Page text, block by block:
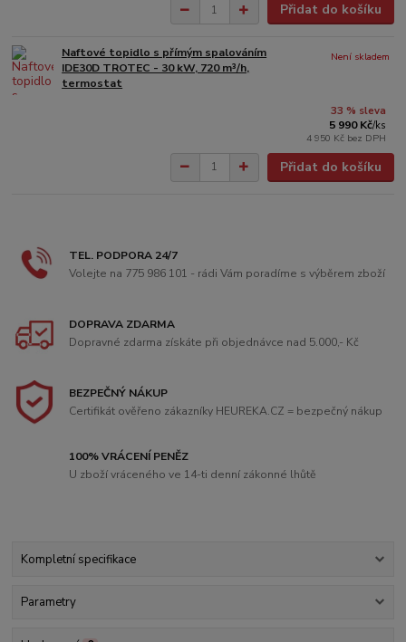
Přidat do košíku
Naftové topidlo s přímým spalováním
IDE30D TROTEC - 30 kW, 720 m³/h,
termostat
33 % sleva
5 990 Kč/ks
4 950 Kč bez DPH
Není skladem
Přidat do košíku
TEL. PODPORA 24/7
Volejte na 775 986 101 - rádi Vám poradíme s výběrem zboží
DOPRAVA ZDARMA
Dopravné zdarma získáte při objednávce nad 5.000,- Kč
BEZPEČNÝ NÁKUP
Certifikát ověřeno zákazníky HEUREKA.CZ = bezpečný nákup
100% VRÁCENÍ PENĚZ
U zboží vráceného ve 14-ti denní zákonné lhůtě
Kompletní specifikace
Parametry